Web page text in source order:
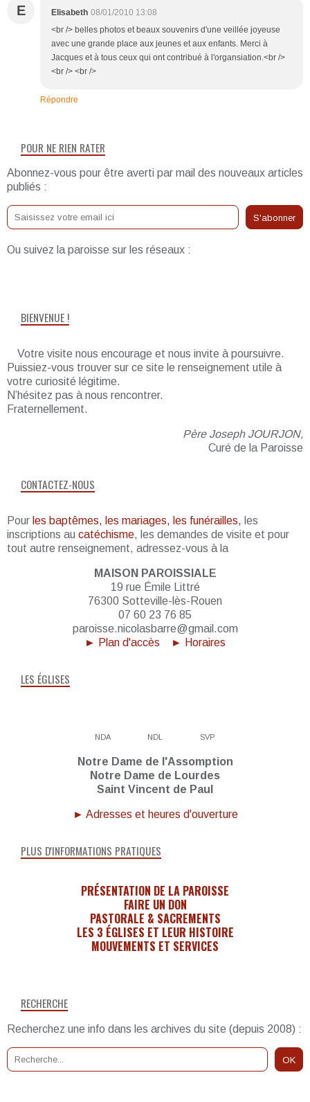
E Elisabeth 08/01/2010 13:08
<br /> belles photos et beaux souvenirs d'une veillée joyeuse
avec une grande place aux jeunes et aux enfants. Merci à
Jacques et à tous ceux qui ont contribué à l'organsiation.<br />
<br /> <br />
Répondre
POUR NE RIEN RATER
Abonnez-vous pour être averti par mail des nouveaux articles
publiés :
Ou suivez la paroisse sur les réseaux :
RECHERCHE
Recherchez une info dans les archives du site (depuis 2008) :
BIENVENUE !
Votre visite nous encourage et nous invite à poursuivre.
Puissiez-vous trouver sur ce site le renseignement utile à
votre curiosité légitime.
N’hésitez pas à nous rencontrer.
Fraternellement.
Père Joseph JOURJON,
Curé de la Paroisse
CONTACTEZ-NOUS
Pour les baptêmes, les mariages, les funérailles, les
inscriptions au catéchisme, les demandes de visite et pour
tout autre renseignement, adressez-vous à la
MAISON PAROISSIALE
19 rue Émile Littré
76300 Sotteville-lès-Rouen
07 60 23 76 85
paroisse.nicolasbarre@gmail.com
► Plan d'accès
► Horaires
LES ÉGLISES
NDA NDL SVP
Notre Dame de l'Assomption
Notre Dame de Lourdes
Saint Vincent de Paul
► Adresses et heures d'ouverture
PLUS D'INFORMATIONS PRATIQUES
PRÉSENTATION DE LA PAROISSE
FAIRE UN DON
PASTORALE & SACREMENTS
LES 3 ÉGLISES ET LEUR HISTOIRE
MOUVEMENTS ET SERVICES